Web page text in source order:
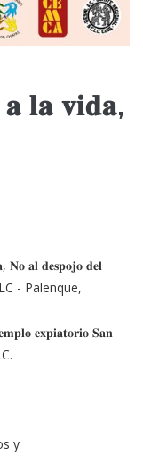
𝐥𝐚 𝐯𝐢𝐝𝐚,
𝐍𝐨 𝐚𝐥 𝐝𝐞𝐬𝐩𝐨𝐣𝐨 𝐝𝐞𝐥
- Palenque,
𝐞𝐱𝐩𝐢𝐚𝐭𝐨𝐫𝐢𝐨 𝐒𝐚𝐧
y